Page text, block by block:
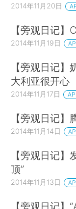
2014年11月20日
【旁观日记
2014年11月19日
【旁观日记
大利亚很开心
2014年11月17日
【旁观日记
2014年11月14日
【旁观日记
顶”
2014年11月13日
【旁观日记】